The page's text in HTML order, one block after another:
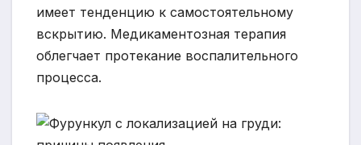
имеет тенденцию к самостоятельному
вскрытию. Медикаментозная терапия
облегчает протекание воспалительного
процесса.